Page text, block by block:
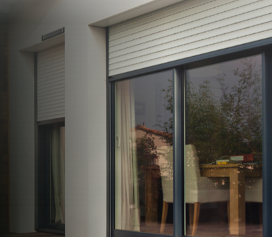
Volet roulant
Saint-Étienne-de-
Montluc
Artisan, Menuisier, TPE ou PME proche de Saint-
Étienne-de-Montluc ?
N2PRO Fermetures est votre référent Volet
roulant officiel pour vous apporter : Tarifs directs
usines sans minimum d'achat - Assistance
technique chantier et service réactif avec
simplicité.
07 83 35 69 17